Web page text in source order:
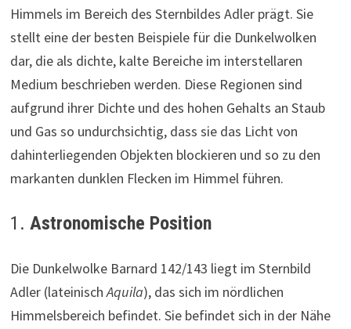
Himmels im Bereich des Sternbildes Adler prägt. Sie
stellt eine der besten Beispiele für die Dunkelwolken
dar, die als dichte, kalte Bereiche im interstellaren
Medium beschrieben werden. Diese Regionen sind
aufgrund ihrer Dichte und des hohen Gehalts an Staub
und Gas so undurchsichtig, dass sie das Licht von
dahinterliegenden Objekten blockieren und so zu den
markanten dunklen Flecken im Himmel führen.
1.Astronomische Position
Die Dunkelwolke Barnard 142/143 liegt im Sternbild
Adler (lateinischAquila), das sich im nördlichen
Himmelsbereich befindet. Sie befindet sich in der Nähe